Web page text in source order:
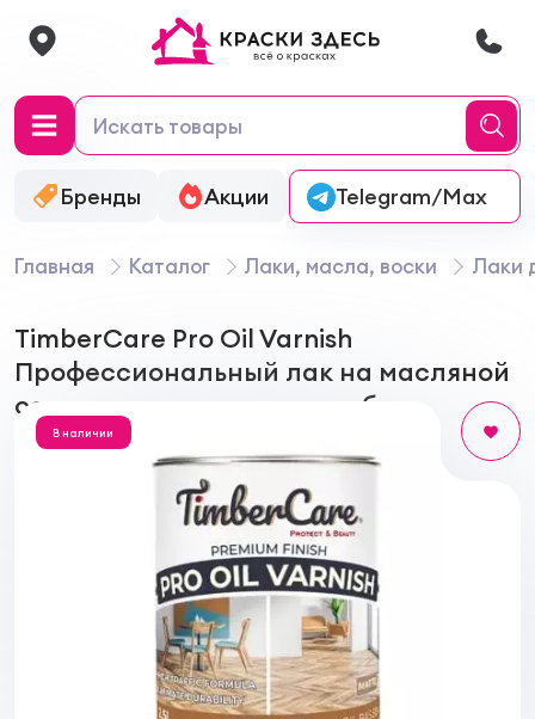
Бренды Акции Онлайн-колеровка
Telegram/Max
Главная Каталог Лаки, масла, воски Лаки
TimberCare Pro Oil Varnish
Профессиональный лак на масляной
основе для внутренних работ
В наличии